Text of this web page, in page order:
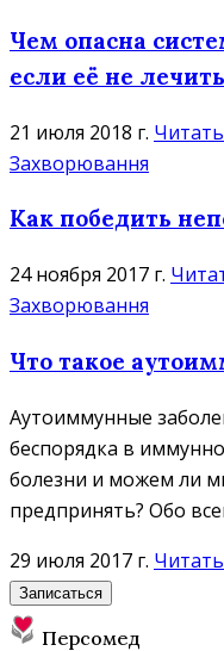
Чем опасна
если её не
21 июля 2018 г.
Захворювання
Как победить
24 ноября 2017 г.
Захворювання
Что такое
Аутоиммунные
беспорядка в
болезни и можем ли
предпринять? Обо
29 июля 2017 г.
Записаться
Персомед